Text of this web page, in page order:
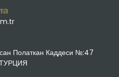
Полаткан Каддеси №:47